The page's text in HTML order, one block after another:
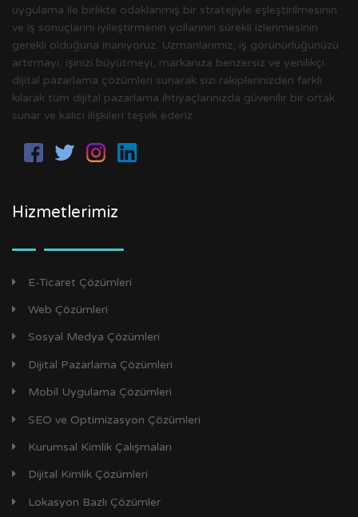
uygulama ile birlikte odaklanmış bir stratejiyle eşleştirilmesinin
ve iş sonuçlarını iyileştirmenin yollarının sürekli izlenmesinin
gerekli olduğuna inanıyoruz. Uzmanlarımız, iş görünürlüğünüzü
artırmayı, işinizi büyütmeyi, markanıza benzersiz ve yenilikçi
dijital pazarlama çözümleri sunarak sizi rakiplerinizden farklı
kılarak tüm dijital pazarlama ihtiyaçlarınızda güvenilir bir ortak
sunar ve kalıcı ilişkileri teşvik ederiz.
Hizmetlerimiz
E-Ticaret Çözümleri
Web Çözümleri
Sosyal Medya Çözümleri
Dijital Pazarlama Çözümleri
Mobil Uygulama Çözümleri
SEO ve Optimizasyon Çözümleri
Kurumsal Kimlik Çalışmaları
Dijital Kimlik Çözümleri
Lokasyon Bazlı Çözümler